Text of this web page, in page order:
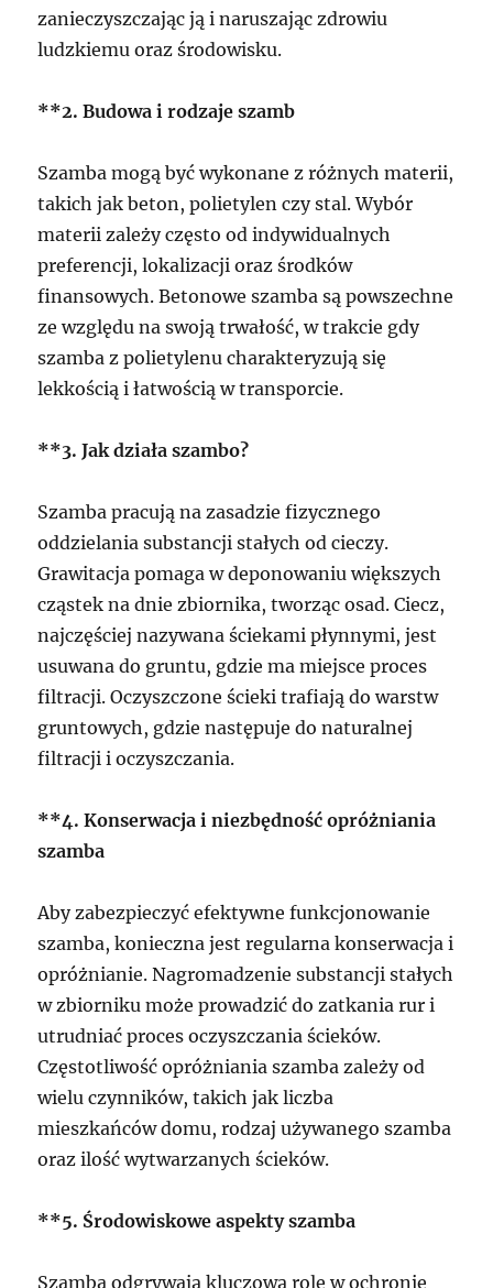
zanieczyszczając ją i naruszając zdrowiu
ludzkiemu oraz środowisku.
**2. Budowa i rodzaje szamb
Szamba mogą być wykonane z różnych materii,
takich jak beton, polietylen czy stal. Wybór
materii zależy często od indywidualnych
preferencji, lokalizacji oraz środków
finansowych. Betonowe szamba są powszechne
ze względu na swoją trwałość, w trakcie gdy
szamba z polietylenu charakteryzują się
lekkością i łatwością w transporcie.
**3. Jak działa szambo?
Szamba pracują na zasadzie fizycznego
oddzielania substancji stałych od cieczy.
Grawitacja pomaga w deponowaniu większych
cząstek na dnie zbiornika, tworząc osad. Ciecz,
najczęściej nazywana ściekami płynnymi, jest
usuwana do gruntu, gdzie ma miejsce proces
filtracji. Oczyszczone ścieki trafiają do warstw
gruntowych, gdzie następuje do naturalnej
filtracji i oczyszczania.
**4. Konserwacja i niezbędność opróżniania
szamba
Aby zabezpieczyć efektywne funkcjonowanie
szamba, konieczna jest regularna konserwacja i
opróżnianie. Nagromadzenie substancji stałych
w zbiorniku może prowadzić do zatkania rur i
utrudniać proces oczyszczania ścieków.
Częstotliwość opróżniania szamba zależy od
wielu czynników, takich jak liczba
mieszkańców domu, rodzaj używanego szamba
oraz ilość wytwarzanych ścieków.
**5. Środowiskowe aspekty szamba
Szamba odgrywają kluczową rolę w ochronie